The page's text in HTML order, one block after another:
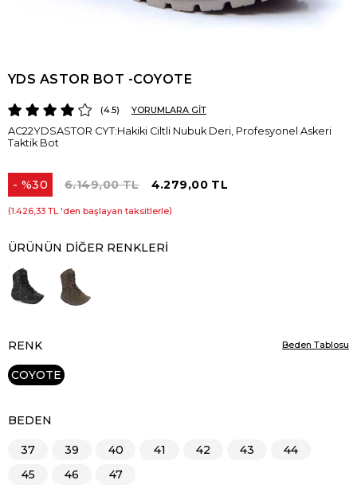
YDS ASTOR BOT -COYOTE
4.5 YORUMLARA GİT
AC22YDSASTOR CYT:Hakiki Ciltli Nubuk Deri, Profesyonel Askeri
Taktik Bot
%30
İndirim
6.149,00 TL 4.279,00 TL
1.426,33 TL 'den başlayan taksitlerle
ÜRÜNÜN DIĞER RENKLERI
RENK
COYOTE
BEDEN
37 39 40 41 42 43
44
45
46 47
Beden Tablosu